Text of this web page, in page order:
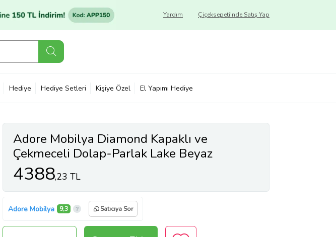
Çiçeksepeti'nde Satış Yap
Yardım
Hediye Hediye Setleri Kişiye Özel El Yapımı Hediye
Adore Mobilya Diamond Kapaklı ve
Çekmeceli Dolap-Parlak Lake Beyaz
50x100x40 cm (GxYxD)
4388,23 TL
Adore Mobilya 9,3 Satıcıya Sor